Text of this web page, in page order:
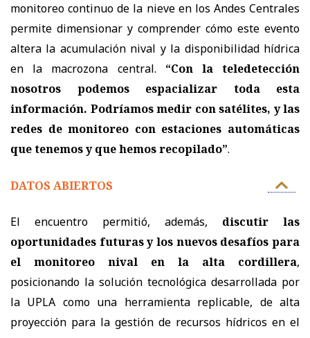
monitoreo continuo de la nieve en los Andes Centrales
permite dimensionar y comprender cómo este evento
altera la acumulación nival y la disponibilidad hídrica
en la macrozona central.
“Con la teledetección
nosotros podemos espacializar toda esta
información. Podríamos medir con satélites, y las
redes de monitoreo con estaciones automáticas
que tenemos y que hemos recopilado”.
DATOS ABIERTOS
El encuentro permitió, además,
discutir las
oportunidades futuras y los nuevos desafíos para
el monitoreo nival en la alta cordillera,
posicionando la solución tecnológica desarrollada por
la UPLA como una herramienta replicable, de alta
proyección para la gestión de recursos hídricos en el